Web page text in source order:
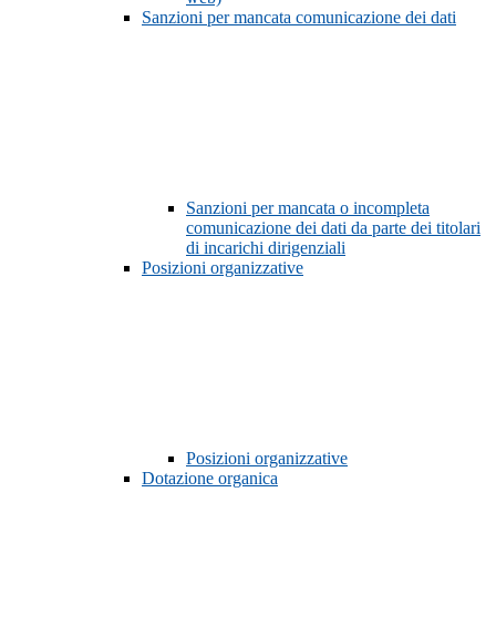
Sanzioni per mancata comunicazione dei dati
Sanzioni per mancata o incompleta
comunicazione dei dati da parte dei titolari
di incarichi dirigenziali
Posizioni organizzative
Posizioni organizzative
Dotazione organica